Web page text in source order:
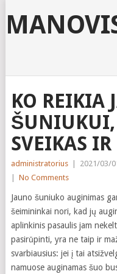
KO REIKIA
SVEIKAS
administratorius 2021/03/
No Comments
Jauno šuniuko auginimas
šeimininkai nori, kad jų
aplinkinis pasaulis jam
pasirūpinti, yra ne taip ir
svarbiausius: jei į tai
namuose auginamas šuo